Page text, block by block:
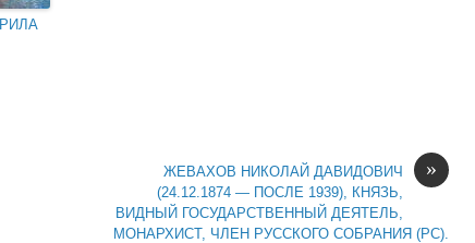
»
ЖЕВАХОВ НИКОЛАЙ ДАВИДОВИЧ
(24.12.1874 — ПОСЛЕ 1939), КНЯЗЬ,
ВИДНЫЙ ГОСУДАРСТВЕННЫЙ ДЕЯТЕЛЬ,
МОНАРХИСТ, ЧЛЕН РУССКОГО СОБРАНИЯ (РС).